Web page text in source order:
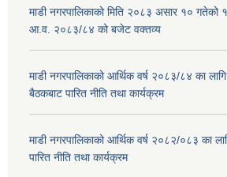
माडी नगरपालिकाको मिति २०८३ असार १० गतेको
आ.व. २०८३/८४ को बजेट वक्तव्य
माडी नगरपालिकाको आर्थिक वर्ष २०८३/८४ का
बैठकबाट पारित नीति तथा कार्यक्रम
माडी नगरपालिकाको आर्थिक वर्ष २०८२/०८३ का
पारित नीति तथा कार्यक्रम